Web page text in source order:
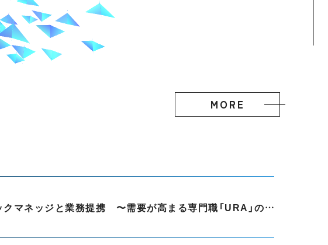
MORE
博士人材の新たなキャリアを大学の研究推進現場へ。 アカリク、テックマネッジと業務提携 〜需要が高まる専門職「URA」の採用支援で協力体制を構築〜